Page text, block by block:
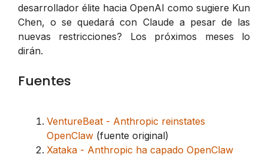
desarrollador élite hacia OpenAI como sugiere Kun
Chen, o se quedará con Claude a pesar de las
nuevas restricciones? Los próximos meses lo
dirán.
Fuentes
VentureBeat - Anthropic reinstates
OpenClaw (fuente original)
Xataka - Anthropic ha capado OpenClaw